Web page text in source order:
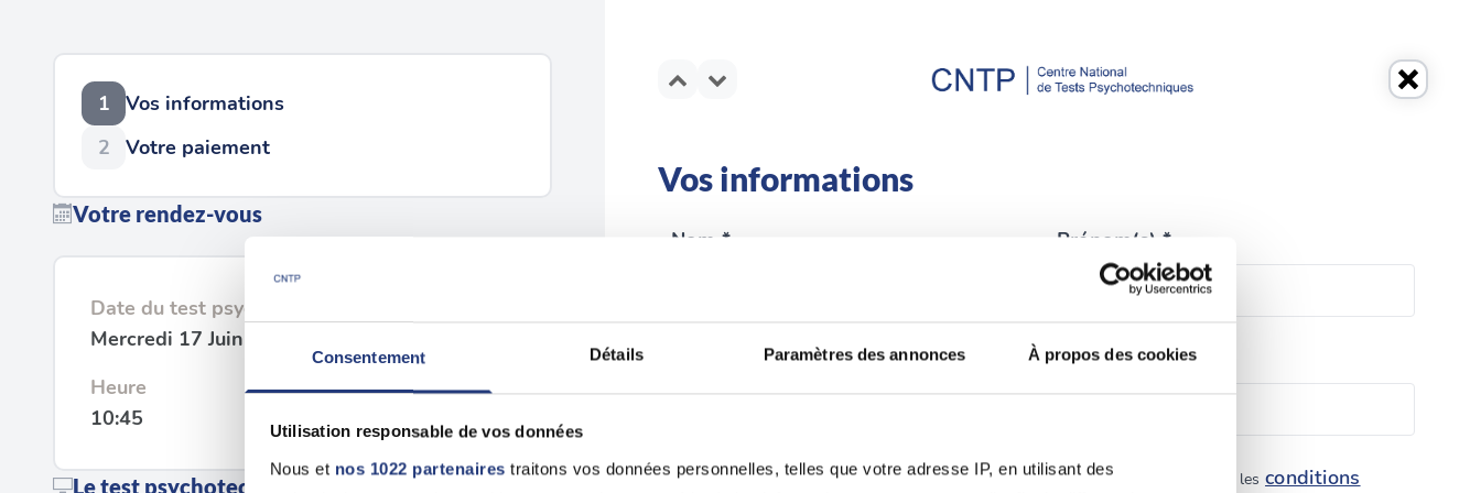
Consentement Détails Paramètres des annonces À propos des cookies
Utilisation responsable de vos données
Nous et nos 1022 partenaires traitons vos données personnelles, telles que votre adresse IP, en utilisant des
1
Vos informations
2
Votre paiement
Votre rendez-vous
Date du test psychotechnique
Mercredi 17 Juin 2026
Heure
10:45
Le test psychotechnique
Vos informations
Nom * Prénom(s) *
Téléphone *
En validant ce formulaire, j'accepte la politique de protection des données et lesconditions